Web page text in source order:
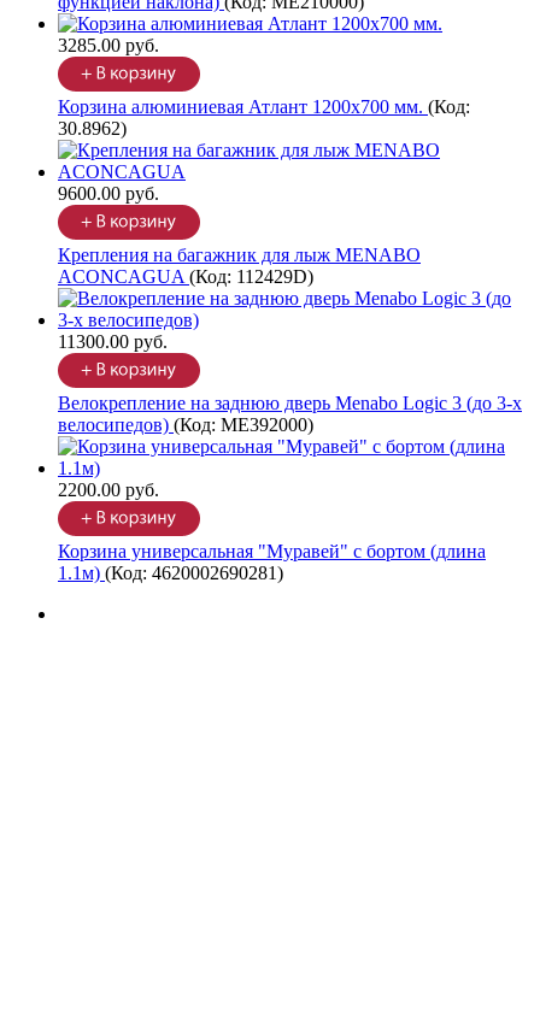
3285.00 руб.
Корзина алюминиевая Атлант 1200х700 мм. (Код:
30.8962)
9600.00 руб.
Крепления на багажник для лыж MENABO
ACONCAGUA (Код: 112429D)
11300.00 руб.
Велокрепление на заднюю дверь Menabo Logic 3 (до 3-х
велосипедов) (Код: ME392000)
2200.00 руб.
Корзина универсальная "Муравей" с бортом (длина
1.1м) (Код: 4620002690281)